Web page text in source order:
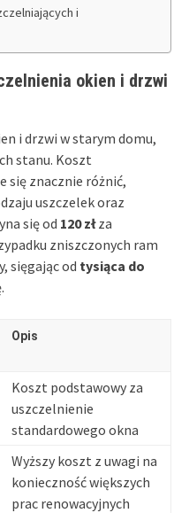
i
okien i drzwi
i drzwi w starym domu,
stanu. Koszt
się znacznie różnić,
uszczelek oraz
się od 120 złza
zniszczonych ram
sięgając od tysiąca do
Opis
Koszt podstawowy za
uszczelnienie
standardowego okna
Wyższy koszt z uwagi na
konieczność większych
prac renowacyjnych